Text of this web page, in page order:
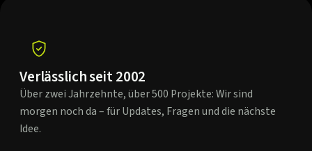
Verlässlich seit 2002
Über zwei Jahrzehnte, über 500 Projekte: Wir sind
morgen noch da – für Updates, Fragen und die nächste
Idee.